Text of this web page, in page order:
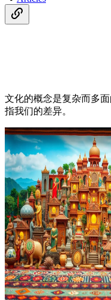
文化的概念是复杂而多
指我们的差异。